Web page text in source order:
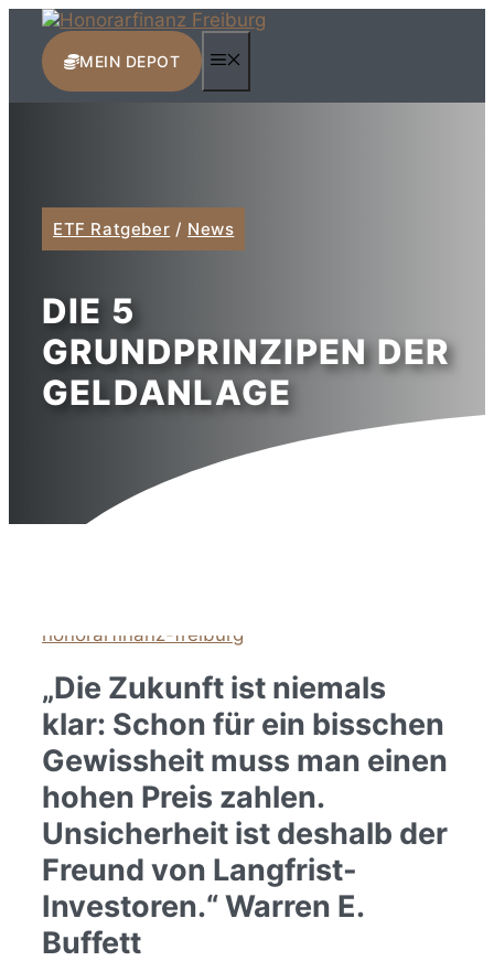
Zum
Inhalt
springenMEIN DEPOT
ETF Ratgeber / News
DIE 5
GRUNDPRINZIPEN DER
GELDANLAGE
honorarfinanz-freiburg
„Die Zukunft ist niemals
klar: Schon für ein bisschen
Gewissheit muss man einen
hohen Preis zahlen.
Unsicherheit ist deshalb der
Freund von Langfrist-
Investoren.“ Warren E.
Buffett